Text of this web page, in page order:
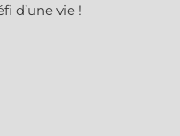
d’une vie !